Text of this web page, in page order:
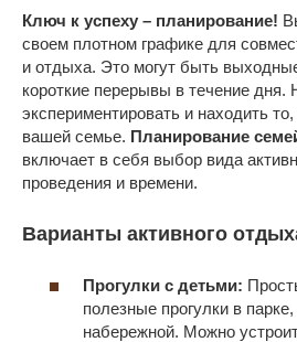
Ключ к успеху – планирование!
своем плотном графике для
и отдыха. Это могут быть
короткие перерывы в течение дня.
экспериментировать и находить
вашей семье. Планирование
включает в себя выбор вида
проведения и времени.
Варианты активного
Прогулки с детьми:
полезные прогулки в
набережной. Можно